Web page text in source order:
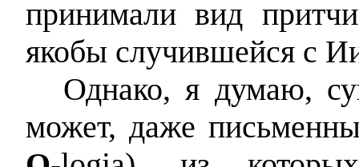
принимали вид
якобы случившейся с
Однако, я думаю,
может, даже